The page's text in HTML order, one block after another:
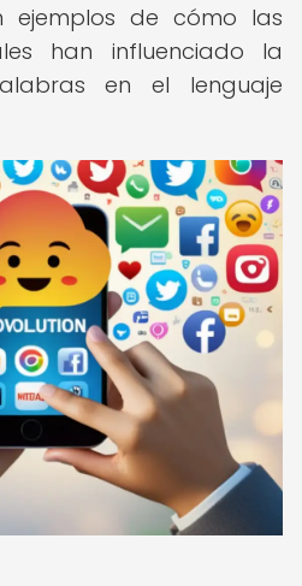
ejemplos de cómo las
han influenciado la
en el lenguaje